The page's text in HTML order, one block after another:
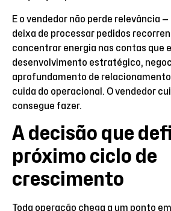
E o vendedor não perde relevância
deixa de processar pedidos
concentrar energia nas contas que
desenvolvimento estratégico,
aprofundamento de
cuida do operacional. O vendedor
consegue fazer.
A decisão que
próximo ciclo de
crescimento
Toda operação chega a um ponto